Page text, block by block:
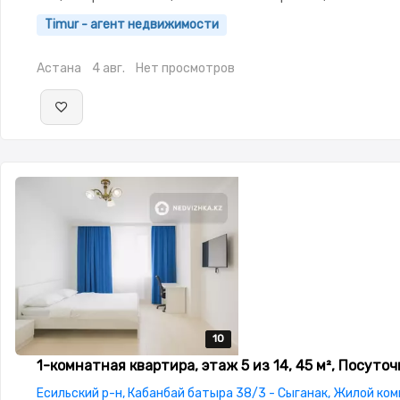
меблирована,Домофон,Видеонаблюдение,Комнаты
двор,Чистая,Уютная,Холодильник,Стиральная машина-
Timur - агент недвижимости
Астана 4 авг. Нет просмотров
10
10
10
10
10
1-комнатная квартира, этаж 5 из 14, 45 м²,
Есильский р-н, Кабанбай батыра 38/3 - Сыганак, Жилой